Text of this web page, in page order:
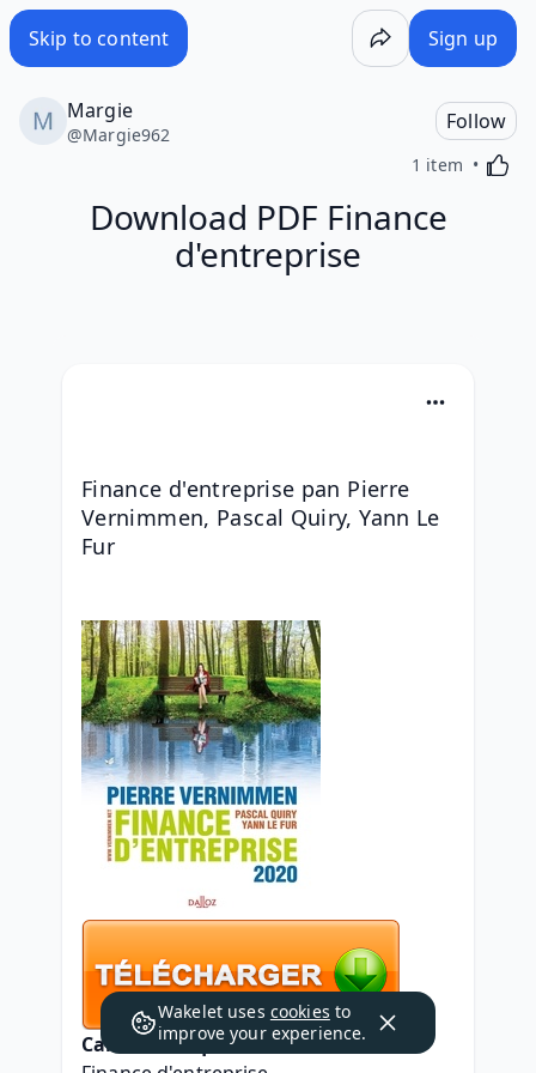
Skip to content Sign up
Margie
@Margie962
Follow
1 item
Download PDF Finance
d'entreprise
Finance d'entreprise pan Pierre
Vernimmen, Pascal Quiry, Yann Le
Fur
Caractéristiques
Wakelet uses cookies to
improve your experience.